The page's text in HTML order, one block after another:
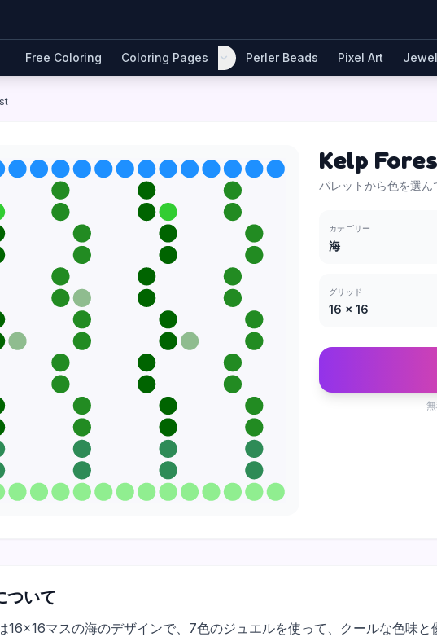
Free Coloring Coloring Pages Perler Beads Pixel Art
Kelp
パレットから色を選ん
カテゴリー
海
グリッド
16 × 16
ついて
16×16マスの海のデザインで、7色のジュエルを使って、クールな色味